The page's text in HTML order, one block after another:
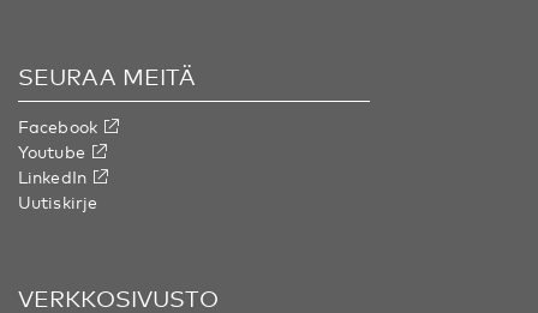
SEURAA MEITÄ
Facebook
Youtube
LinkedIn
Uutiskirje
VERKKOSIVUSTO